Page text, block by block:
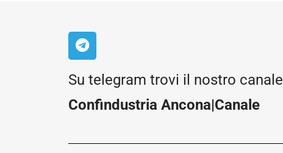
Su telegram trovi il nostro canale
Confindustria Ancona|Canale